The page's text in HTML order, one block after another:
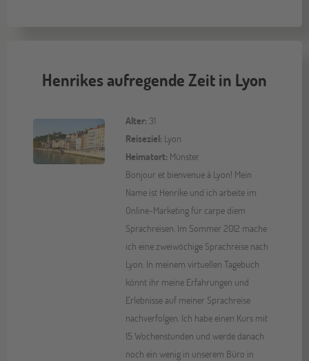
Henrikes aufregende Zeit in Lyon
Alter: 31
Reiseziel: Lyon
Heimatort: Münster
Bonjour et bienvenue à Lyon! Mein
Name ist Henrike und ich arbeite im
Online-Marketing für carpe diem
Sprachreisen. Im Sommer 2012 mache
ich eine zweiwöchige Sprachreise nach
Lyon. In meinem virtuellen Tagebuch
könnt ihr meine Erfahrungen und
Erlebnisse auf meiner Sprachreise
nachverfolgen. Ich habe einen Kurs mit
15 Wochenstunden und werde danach
noch ein wenig in unserem Büro in